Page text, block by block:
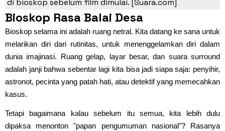
di bioskop sebelum film dimulai. [Suara.com]
Bioskop Rasa Balai Desa
Bioskop selama ini adalah ruang netral. Kita datang ke sana untuk
melarikan diri dari rutinitas, untuk menenggelamkan diri dalam
dunia imajinasi. Ruang gelap, layar besar, dan suara surround
adalah janji bahwa sebentar lagi kita bisa jadi siapa saja: penyihir,
astronot, pecinta yang patah hati, atau detektif yang memecahkan
kasus.
Tetapi bagaimana kalau sebelum itu semua, kita lebih dulu
dipaksa menonton "papan pengumuman nasional"? Rasanya